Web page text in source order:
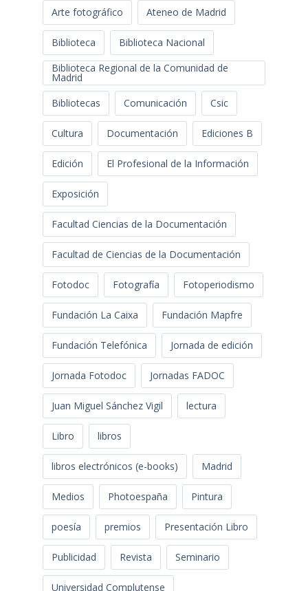
Arte fotográfico Ateneo de Madrid
Biblioteca
Biblioteca Nacional
Biblioteca Regional de la Comunidad de
Madrid
Bibliotecas
Comunicación Csic
Cultura Documentación Ediciones B
Edición El Profesional de la Información
Exposición
Facultad Ciencias de la Documentación
Facultad de Ciencias de la Documentación
Fotodoc Fotografía Fotoperiodismo
Fundación La Caixa Fundación Mapfre
Fundación Telefónica Jornada de edición
Jornada Fotodoc Jornadas FADOC
Juan Miguel Sánchez Vigil lectura
Libro libros
libros electrónicos (e-books) Madrid
Medios Photoespaña Pintura
poesía premios Presentación Libro
Publicidad Revista Seminario
Universidad Complutense